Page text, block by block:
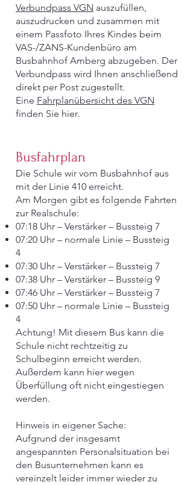
Verbundpass VGN auszufüllen,
auszudrucken und zusammen mit
einem Passfoto Ihres Kindes beim
VAS-/ZANS-Kundenbüro am
Busbahnhof Amberg abzugeben. Der
Verbundpass wird Ihnen anschließend
direkt per Post zugestellt.
Eine Fahrplanübersicht des VGN
finden Sie hier.
Busfahrplan
Die Schule wir vom Busbahnhof aus
mit der Linie 410 erreicht.
Am Morgen gibt es folgende Fahrten
zur Realschule:
07:18 Uhr – Verstärker – Bussteig 7
07:20 Uhr – normale Linie – Bussteig
4
07:30 Uhr – Verstärker – Bussteig 7
07:38 Uhr – Verstärker – Bussteig 9
07:46 Uhr – Verstärker – Bussteig 7
07:50 Uhr – normale Linie – Bussteig
4
Achtung! Mit diesem Bus kann die
Schule nicht rechtzeitig zu
Schulbeginn erreicht werden.
Außerdem kann hier wegen
Überfüllung oft nicht eingestiegen
werden.
Hinweis in eigener Sache:
Aufgrund der insgesamt
angespannten Personalsituation bei
den Busunternehmen kann es
vereinzelt leider immer wieder zu